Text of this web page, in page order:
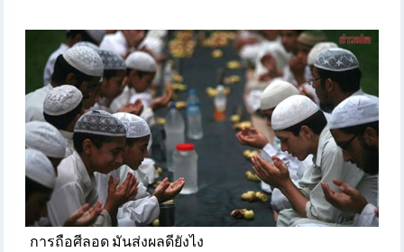
การถือศีลอด มันส่งผลดียังไง